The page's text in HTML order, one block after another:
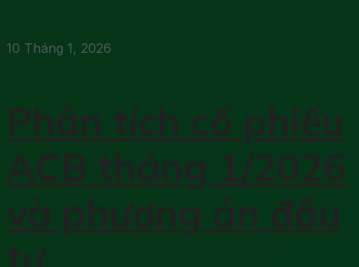
10 Tháng 1, 2026
Phân tích cổ phiếu
ACB tháng 1/2026
và phương án đầu